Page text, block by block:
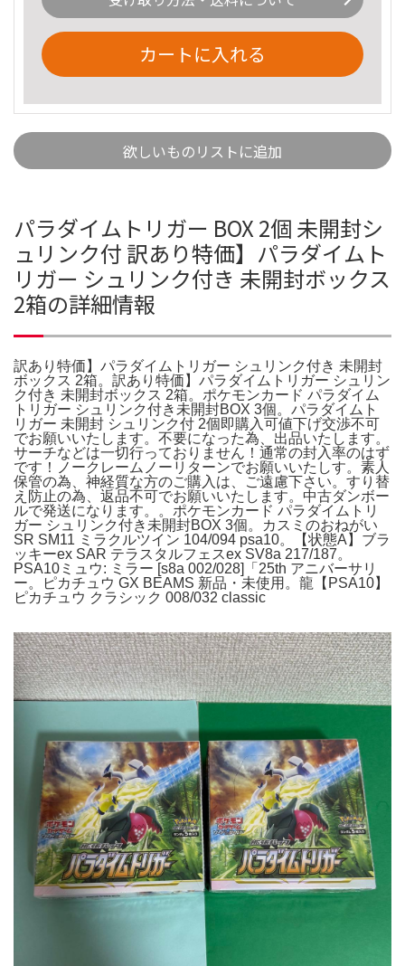
カートに入れる
欲しいものリストに追加
パラダイムトリガー BOX 2個 未開封シ
ュリンク付 訳あり特価】パラダイムト
リガー シュリンク付き 未開封ボックス
2箱の詳細情報
訳あり特価】パラダイムトリガー シュリンク付き 未開封
ボックス 2箱。訳あり特価】パラダイムトリガー シュリン
ク付き 未開封ボックス 2箱。ポケモンカード パラダイム
トリガー シュリンク付き未開封BOX 3個。パラダイムト
リガー 未開封 シュリンク付 2個即購入可値下げ交渉不可
でお願いいたします。不要になった為、出品いたします。
サーチなどは一切行っておりません！通常の封入率のはず
です！ノークレームノーリターンでお願いいたしす。素人
保管の為、神経質な方のご購入は、ご遠慮下さい。すり替
え防止の為、返品不可でお願いいたします。中古ダンボー
ルで発送になります。。ポケモンカード パラダイムトリ
ガー シュリンク付き未開封BOX 3個。カスミのおねがい
SR SM11 ミラクルツイン 104/094 psa10。【状態A】ブラ
ッキーex SAR テラスタルフェスex SV8a 217/187。
PSA10ミュウ: ミラー [s8a 002/028]「25th アニバーサリ
ー。ピカチュウ GX BEAMS 新品・未使用。龍【PSA10】
ピカチュウ クラシック 008/032 classic